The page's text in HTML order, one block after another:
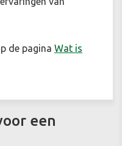
de pagina Wat is
een